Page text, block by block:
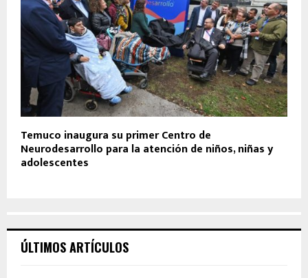
Temuco inaugura su primer Centro de
Neurodesarrollo para la atención de niños, niñas y
adolescentes
ÚLTIMOS ARTÍCULOS